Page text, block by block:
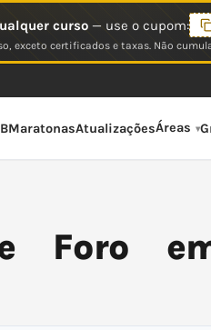
curso— use o cupom:
exceto certificados e taxas. Não
MaratonasAtualizaçõesÁreas
Foro